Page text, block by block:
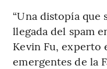
“Una distopía que
llegada del spam
Kevin Fu, experto
emergentes de la